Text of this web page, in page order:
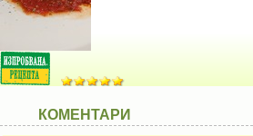
КОМЕНТАРИ